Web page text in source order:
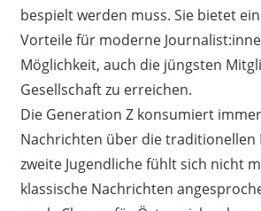
bespielt werden muss. Sie bietet
Vorteile für moderne
Möglichkeit, auch die jüngsten
Gesellschaft zu erreichen.
Die Generation Z konsumiert
Nachrichten über die traditionellen
zweite Jugendliche fühlt sich nicht
klassische Nachrichten